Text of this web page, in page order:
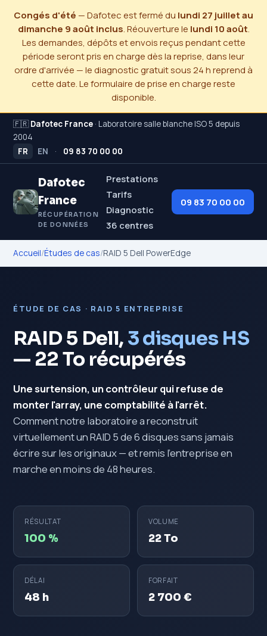
Congés d'été — Dafotec est fermé du lundi 27 juillet au
dimanche 9 août inclus. Réouverture le lundi 10 août.
Les demandes, dépôts et envois reçus pendant cette
période seront pris en charge dès la reprise, dans leur
ordre d'arrivée — le diagnostic gratuit sous 24 h reprend à
cette date. Le formulaire de prise en charge reste
disponible.
🇫🇷Dafotec France · Laboratoire salle blanche ISO 5 depuis
2004
FR
EN · 09 83 70 00 00
Dafotec
France
RÉCUPÉRATION
DE DONNÉES
Prestations
Tarifs
Diagnostic
36 centres
09 83 70 00 00
Accueil/Études de cas/RAID 5 Dell PowerEdge
ÉTUDE DE CAS · RAID 5 ENTREPRISE
RAID 5 Dell, 3 disques HS
— 22 To récupérés
Une surtension, un contrôleur qui refuse de
monter l'array, une comptabilité à l'arrêt.
Comment notre laboratoire a reconstruit
virtuellement un RAID 5 de 6 disques sans jamais
écrire sur les originaux — et remis l'entreprise en
marche en moins de 48 heures.
RÉSULTAT
100 %
VOLUME
22 To
DÉLAI
48 h
FORFAIT
2 700 €